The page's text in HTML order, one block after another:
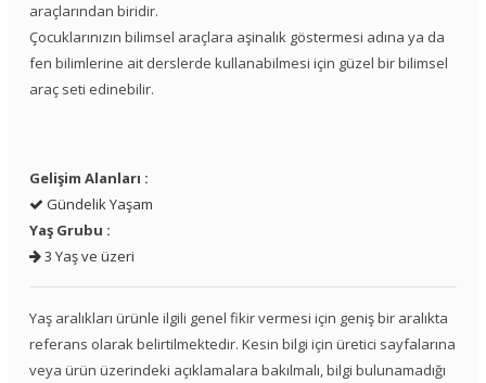
araçlarından biridir.
Çocuklarınızın bilimsel araçlara aşinalık göstermesi adına ya da
fen bilimlerine ait derslerde kullanabilmesi için güzel bir bilimsel
araç seti edinebilir.
Gelişim Alanları :
Gündelik Yaşam
Yaş Grubu :
3 Yaş ve üzeri
Yaş aralıkları ürünle ilgili genel fikir vermesi için geniş bir aralıkta
referans olarak belirtilmektedir. Kesin bilgi için üretici sayfalarına
veya ürün üzerindeki açıklamalara bakılmalı, bilgi bulunamadığı